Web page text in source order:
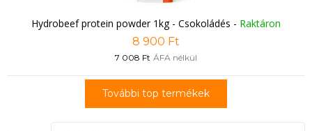
Hydrobeef protein powder 1kg - Csokoládés - Raktáron
8 900 Ft
7 008 Ft ÁFA nélkül
További top termékek